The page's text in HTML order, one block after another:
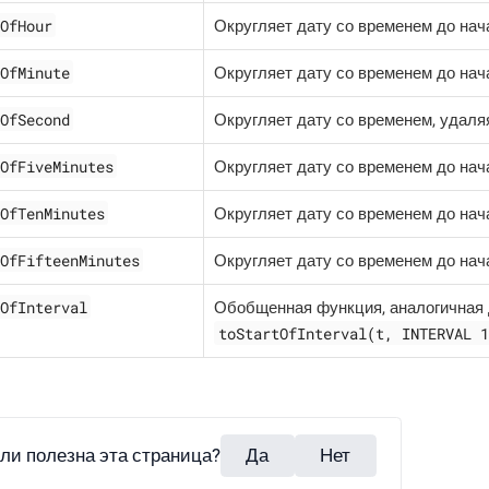
Округляет дату со временем до
Округляет дату со временем до
Округляет дату со временем,
Округляет дату со временем до
Округляет дату со временем до
Округляет дату со временем до
Обобщенная функция,
toStartOfInterval(t, INTERVAL
полезна эта страница? Да Нет